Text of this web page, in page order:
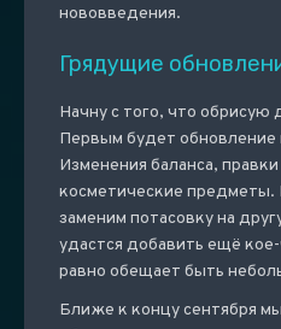
нововведения.
Грядущие
Начну с того, что обрисую
Первым будет обновление
Изменения баланса,
косметические
заменим потасовку на
удастся добавить ещё
равно обещает быть
Ближе к концу сентября